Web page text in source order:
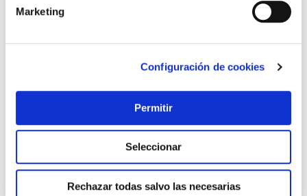
Marketing
Configuración de cookies
Permitir
Seleccionar
Rechazar todas salvo las necesarias
Filtro new on tap brita
Brita
29,95 €
Añadir al carrito